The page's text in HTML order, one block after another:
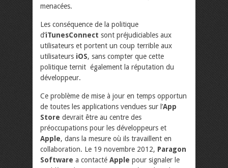
menacées.
Les conséquence de la politique
d’iTunesConnect sont préjudiciables aux
utilisateurs et portent un coup terrible aux
utilisateurs iOS, sans compter que cette
politique ternit également la réputation du
développeur.
Ce problème de mise à jour en temps opportun
de toutes les applications vendues sur l’App
Store devrait être au centre des
préoccupations pour les développeurs et
Apple, dans la mesure où ils travaillent en
collaboration. Le 19 novembre 2012, Paragon
Software a contacté Apple pour signaler le